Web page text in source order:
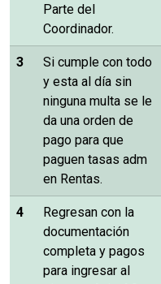
Parte del
Coordinador.
3
Si cumple con todo
y esta al día sin
ninguna multa se le
da una orden de
pago para que
paguen tasas adm
en Rentas.
4
Regresan con la
documentación
completa y pagos
para ingresar al